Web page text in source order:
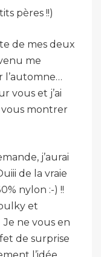
pères !!)
de mes deux
me
l’automne…
vous et j’ai
montrer
j’aurai
de la vraie
nylon :-) !!
et
ne vous en
de surprise